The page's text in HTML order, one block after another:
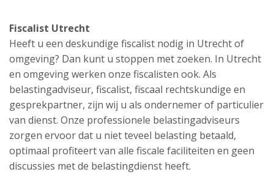
Fiscalist Utrecht
Heeft u een deskundige fiscalist nodig in Utrecht of
omgeving? Dan kunt u stoppen met zoeken. In Utrecht
en omgeving werken onze fiscalisten ook. Als
belastingadviseur, fiscalist, fiscaal rechtskundige en
gesprekpartner, zijn wij u als ondernemer of particulier
van dienst. Onze professionele belastingadviseurs
zorgen ervoor dat u niet teveel belasting betaald,
optimaal profiteert van alle fiscale faciliteiten en geen
discussies met de belastingdienst heeft.